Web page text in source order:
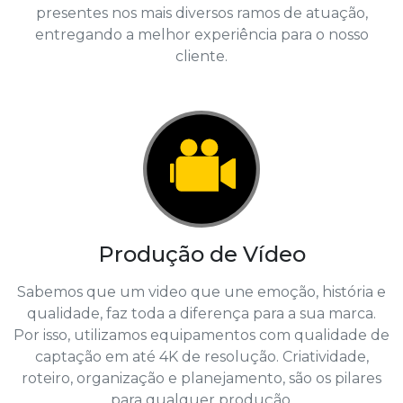
presentes nos mais diversos ramos de atuação,
entregando a melhor experiência para o nosso
cliente.
Produção de Vídeo
Sabemos que um video que une emoção, história e
qualidade, faz toda a diferença para a sua marca.
Por isso, utilizamos equipamentos com qualidade de
captação em até 4K de resolução. Criatividade,
roteiro, organização e planejamento, são os pilares